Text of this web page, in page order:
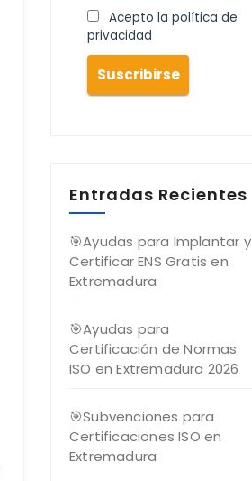
Acepto la política de
privacidad
Entradas Recientes
🎯Ayudas para Implantar y
Certificar ENS Gratis en
Extremadura
🎯Ayudas para
Certificación de Normas
ISO en Extremadura 2026
🎯Subvenciones para
Certificaciones ISO en
Extremadura